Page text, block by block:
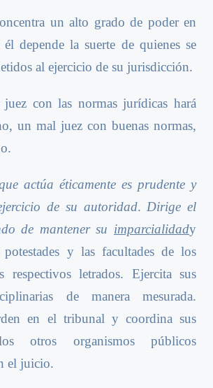
un alto grado de poder en
depende la suerte de quienes se
al ejercicio de su jurisdicción.
con las normas jurídicas hará
un mal juez con buenas normas,
actúa éticamente es prudente y
de su autoridad. Dirige el
de mantener su imparcialidady
potestades y las facultades de los
respectivos letrados. Ejercita sus
de manera mesurada.
en el tribunal y coordina sus
otros organismos públicos
el juicio.